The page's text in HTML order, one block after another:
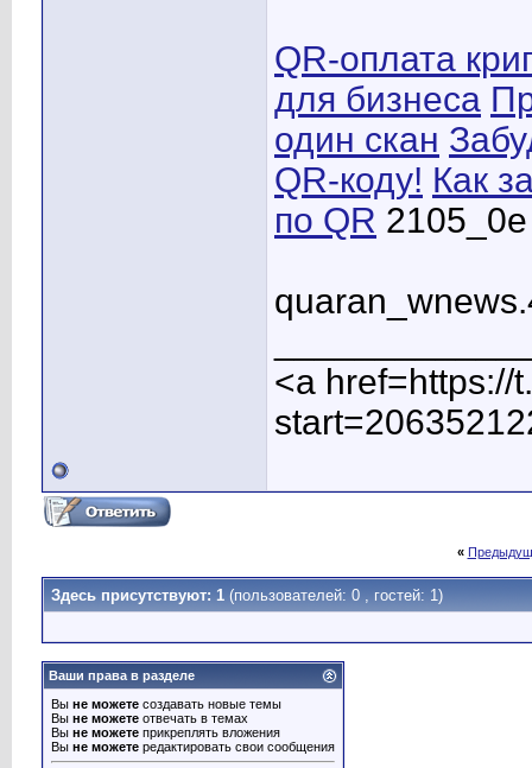
QR-оплата
для бизнеса
один скан
QR-коду! Как
по QR 2105_0e
<a href=https://
«
Здесь присутствуют: 1 (пользователей: 0 , гостей: 1)
Ваши права в разделе
Вы не можете создавать новые темы
Вы не можете отвечать в темах
Вы не можете прикреплять вложения
Вы не можете редактировать свои сообщения